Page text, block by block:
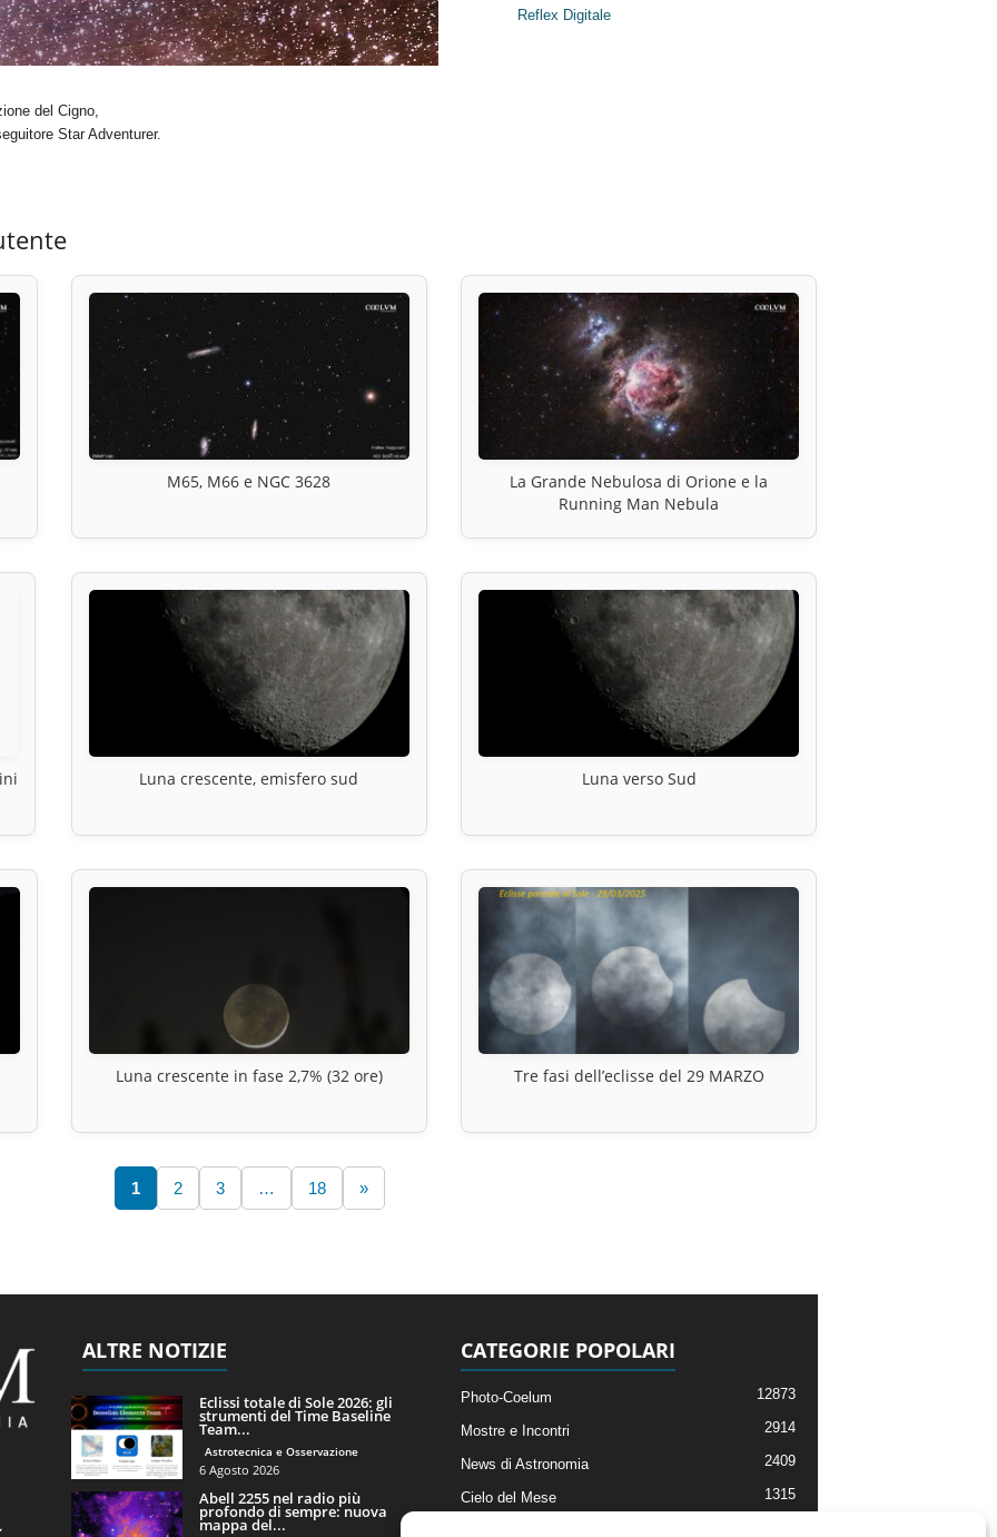
del Cigno,
Star Adventurer.
Reflex Digitale
M65, M66 e NGC 3628
La Grande Nebulosa di Orione e la
Running Man Nebula
Luna crescente, emisfero sud Luna verso Sud
Luna crescente in fase 2,7% (32 ore) Tre fasi dell’eclisse del 29 MARZO
1 2 3 … 18 »
ALTRE NOTIZIE
Eclissi totale di Sole 2026: gli
strumenti del Time Baseline
Team...
Astrotecnica e Osservazione
6 Agosto 2026
Abell 2255 nel radio più
profondo di sempre: nuova
mappa del...
CATEGORIE POPOLARI
Photo-Coelum 12873
Mostre e Incontri 2914
News di Astronomia 2409
Cielo del Mese 1315